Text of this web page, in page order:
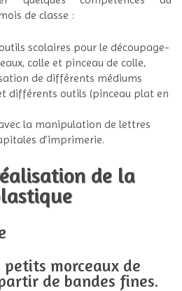
de classe :
scolaires pour le découpage-
colle et pinceau de colle,
de différents médiums
différents outils (pinceau plat en
la manipulation de lettres
d’imprimerie.
de la
petits morceaux de
de bandes fines.